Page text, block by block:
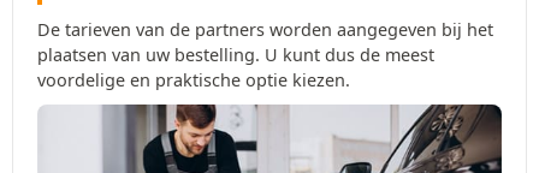
De tarieven van de partners worden aangegeven bij het
plaatsen van uw bestelling. U kunt dus de meest
voordelige en praktische optie kiezen.